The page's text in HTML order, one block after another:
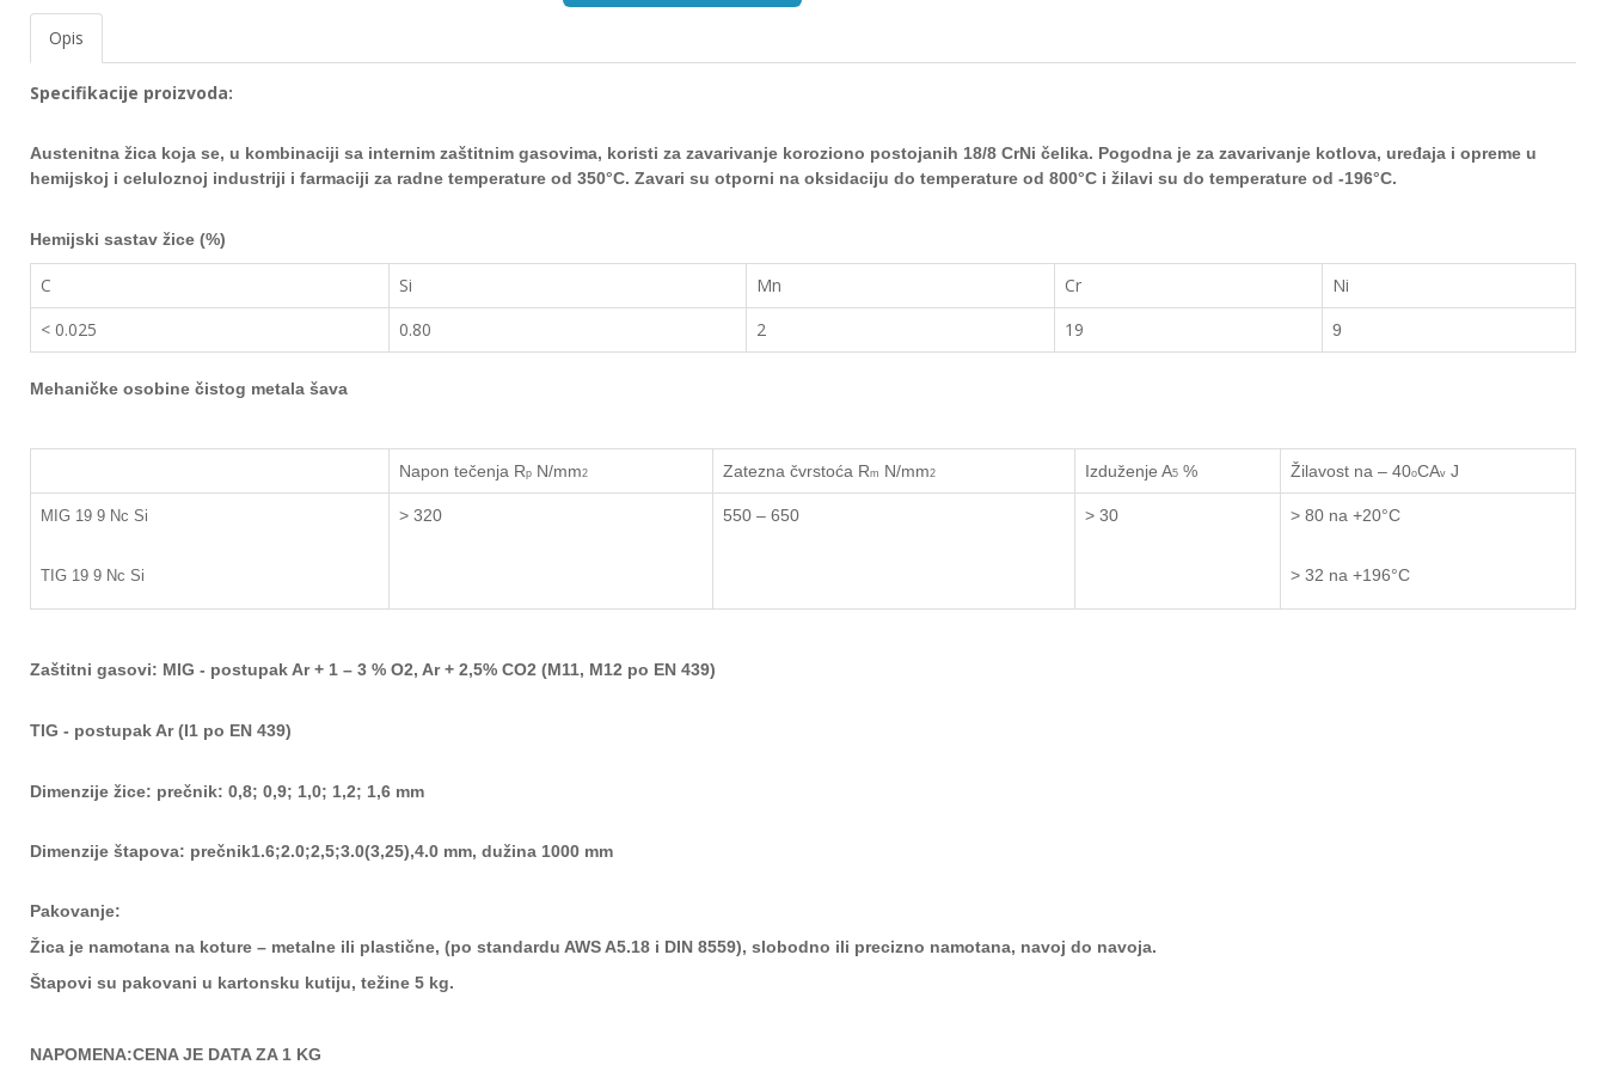
EWM
aparati
zavarivanje
Prenosni
računari
Pribor
za
zavarivanje
Alati
radionica
Opis
Specifikacije proizvoda:
Austenitna žica koja se, u kombinaciji sa internim zaštitnim gasovima, koristi za zavarivanje koroziono postojanih 18/8 CrNi čelika. Pogodna je za zavarivanje kotlova, uređaja i opreme u
hemijskoj i celuloznoj industriji i farmaciji za radne temperature od 350°C. Zavari su otporni na oksidaciju do temperature od 800°C i žilavi su do temperature od -196°C.
Hemijski sastav žice (%)
C Si Mn Cr
Ni
< 0.025
0.80 2 19 9
Mehaničke osobine čistog metala šava
Napon tečenja Rp N/mm2 Zatezna čvrstoća Rm N/mm2 Izduženje A5 % Žilavost na – 40oCAv J
MIG 19 9 Nc Si
TIG 19 9 Nc Si
> 320 550 – 650 > 30 > 80 na +20°C
> 32 na +196°C
Zaštitni gasovi: MIG - postupak Ar + 1 – 3 % O2, Ar + 2,5% CO2 (M11, M12 po EN 439)
TIG - postupak Ar (I1 po EN 439)
Dimenzije žice: prečnik: 0,8; 0,9; 1,0; 1,2; 1,6 mm
Dimenzije štapova: prečnik1.6;2.0;2,5;3.0(3,25),4.0 mm, dužina 1000 mm
Pakovanje:
Žica je namotana na koture – metalne ili plastične, (po standardu AWS A5.18 i DIN 8559), slobodno ili precizno namotana, navoj do navoja.
Štapovi su pakovani u kartonsku kutiju, težine 5 kg.
NAPOMENA:CENA JE DATA ZA 1 KG